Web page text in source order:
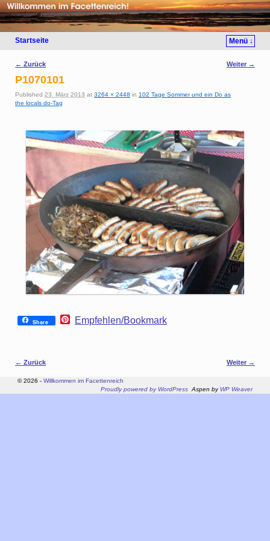
Startseite Menü ↓
Bilder-Navigation
← Zurück Weiter →
P1070101
Published 23. März 2013 at 3264 × 2448 in 102 Tage Sommer und ein Do as
the locals do-Tag
Share
P
t
Empfehlen/Bookmark
Bilder-Navigation
← Zurück Weiter →
© 2026 - Willkommen im Facettenreich
Proudly powered by WordPress Aspen by WP Weaver